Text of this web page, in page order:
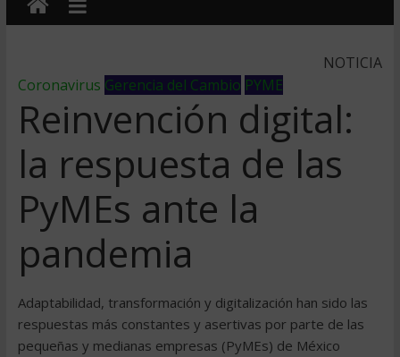
NOTICIA
Coronavirus Gerencia del Cambio PYME
Reinvención digital:
la respuesta de las
PyMEs ante la
pandemia
Adaptabilidad, transformación y digitalización han sido las
respuestas más constantes y asertivas por parte de las
pequeñas y medianas empresas (PyMEs) de México